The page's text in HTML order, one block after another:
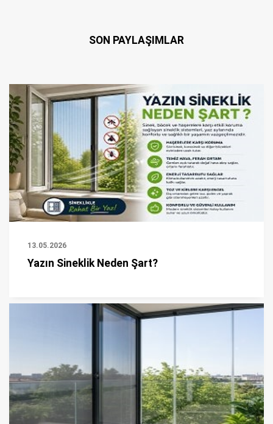
SON PAYLAŞIMLAR
13.05.2026
Yazın Sineklik Neden Şart?